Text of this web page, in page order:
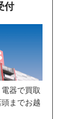
付
器で買取
までお越